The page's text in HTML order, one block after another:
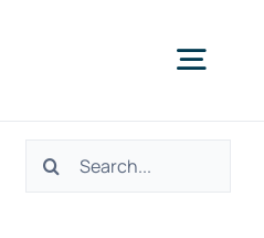
HomeSearch